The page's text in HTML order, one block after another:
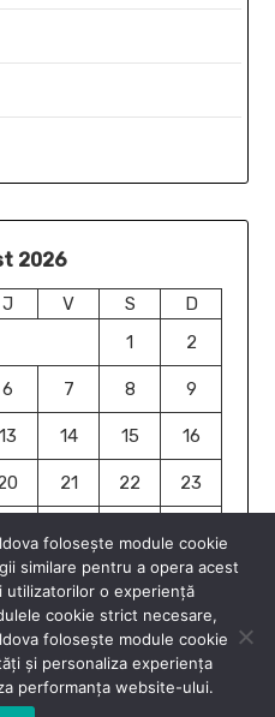
2026
J V S
D
1
2
6 7 8 9
13 14 15 16
21 22 23
folosește module cookie
similare pentru a opera acest
o experiență
cookie strict necesare,
folosește module cookie
și personaliza experiența
performanța website-ului.